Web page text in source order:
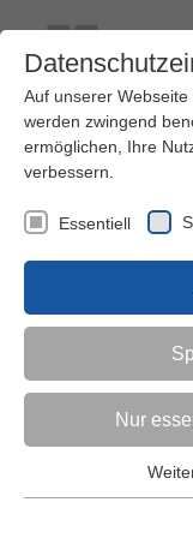
Kontakt Ihre Meinung
Kinder (0-6)
Jugendliche
Auf unserer
werden zwingend
ermöglichen, Ihre
verbessern.
Essentiell
Nur
Essentielle